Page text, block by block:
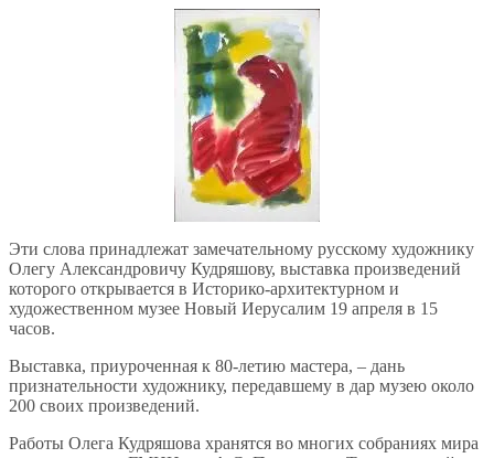
Эти слова принадлежат замечательному русскому художнику
Олегу Александровичу Кудряшову, выставка произведений
которого открывается в Историко-архитектурном и
художественном музее Новый Иерусалим 19 апреля в 15
часов.
Выставка, приуроченная к 80-летию мастера, – дань
признательности художнику, передавшему в дар музею около
200 своих произведений.
Работы Олега Кудряшова хранятся во многих собраниях мира